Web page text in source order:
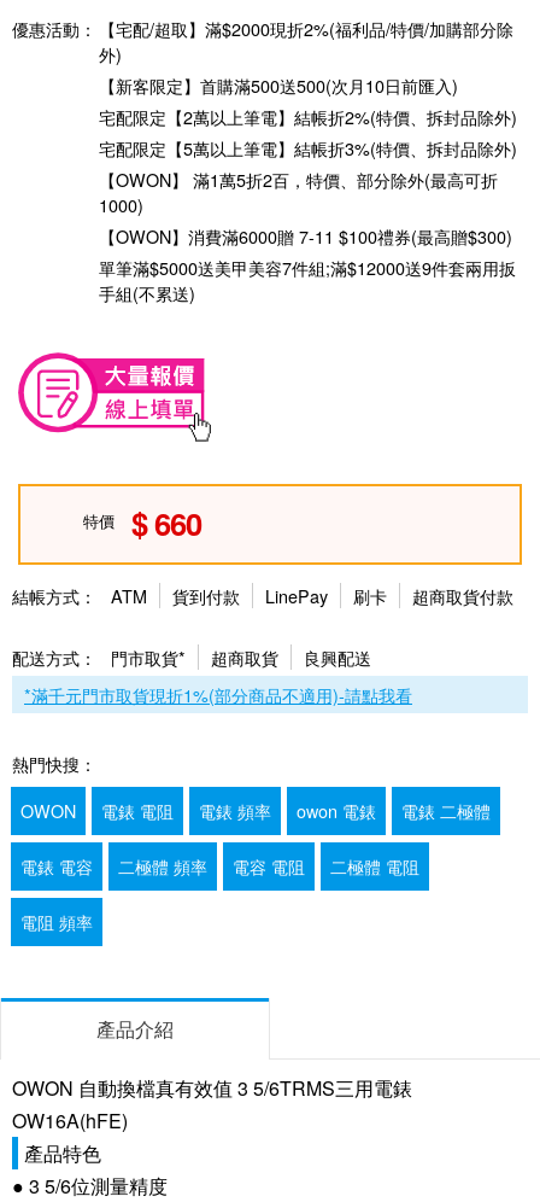
優惠活動：
【宅配/超取】滿$2000現折2%(福利品/特價/加購部分除
外)
【新客限定】首購滿500送500(次月10日前匯入)
宅配限定【2萬以上筆電】結帳折2%(特價、拆封品除外)
宅配限定【5萬以上筆電】結帳折3%(特價、拆封品除外)
【OWON】 滿1萬5折2百，特價、部分除外(最高可折
1000)
【OWON】消費滿6000贈 7-11 $100禮券(最高贈$300)
單筆滿$5000送美甲美容7件組;滿$12000送9件套兩用扳
手組(不累送)
特價 660
結帳方式： ATM 貨到付款 LinePay 刷卡 超商取貨付款
配送方式： 門市取貨* 超商取貨
良興配送
*滿千元門市取貨現折1%(部分商品不適用)-請點我看
熱門快搜：
OWON
電錶 電阻 電錶 頻率 owon 電錶 電錶 二極體
電錶 電容 二極體 頻率 電容 電阻 二極體 電阻
電阻 頻率
產品介紹
OWON 自動換檔真有效值 3 5/6TRMS三用電錶
OW16A(hFE)
產品特色
● 3 5/6位測量精度